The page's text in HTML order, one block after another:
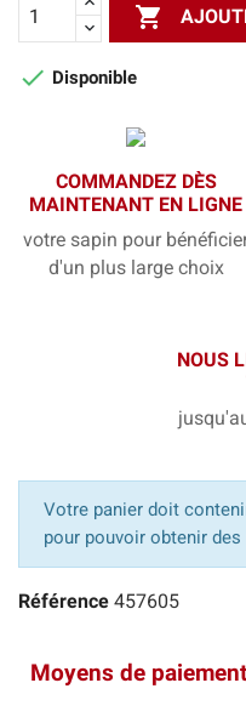

 Disponible
COMMANDEZ DÈS
MAINTENANT EN LIGNE
votre sapin pour
d'un plus large choix
NOUS
Votre panier doit
pour pouvoir obtenir
Référence 457605
Moyens de paiement